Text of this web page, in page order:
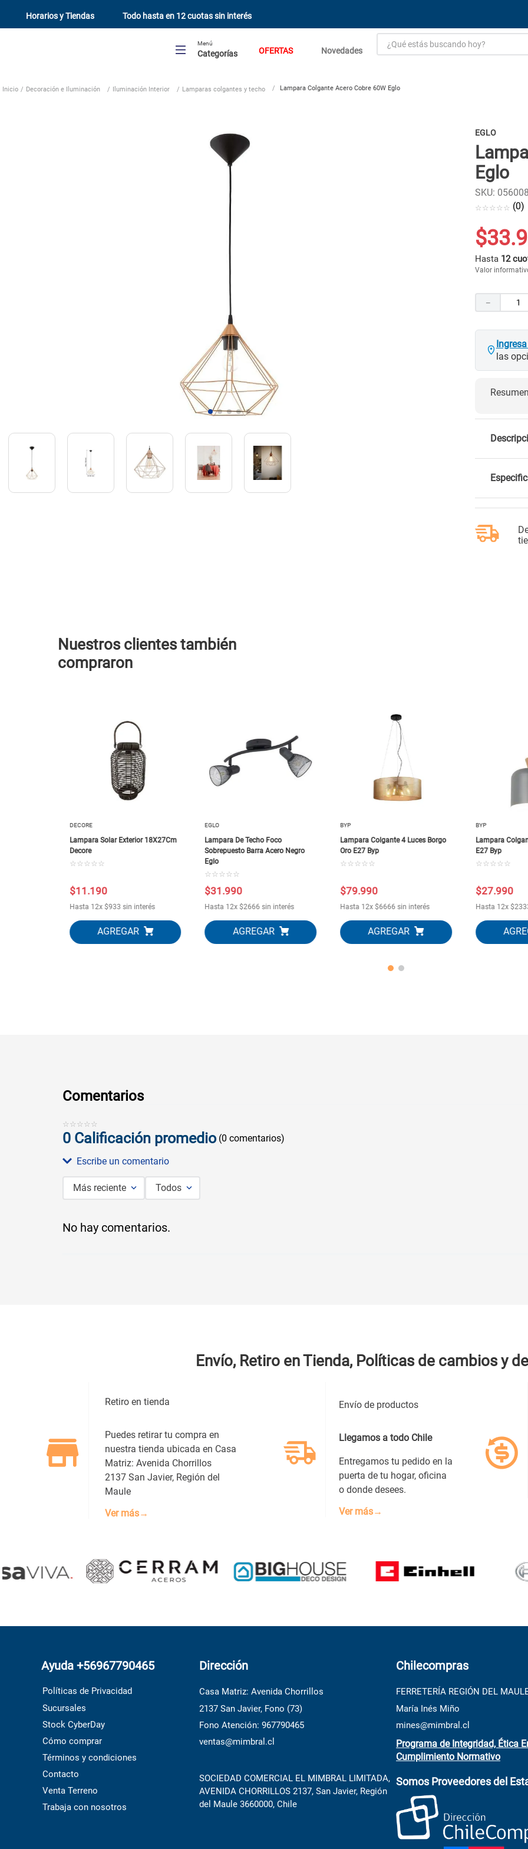
Horarios y Tiendas Todo hasta en 12 cuotas sin interés
Menú
Categorías OFERTAS Novedades
¿Qué estás buscando hoy?
Decoración e Iluminación Iluminación Interior Lamparas colgantes y techo Lampara Colgante Acero Cobre 60W Eglo
EGLO
Eglo
SKU:
☆ ☆ ☆ ☆ ☆ (0)
$33.
Hasta 12
Valor
－
las
Nuestros clientes también
compraron
DECORE
Lampara Solar Exterior 18X27Cm
Decore
☆☆☆☆☆
$11.190
Hasta 12x $933 sin interés
EGLO
Lampara De Techo Foco
Sobrepuesto Barra Acero Negro
Eglo
☆☆☆☆☆
$31.990
Hasta 12x $2666 sin interés
BYP
Lampara Colgante 4 Luces Borgo
Oro E27 Byp
☆☆☆☆☆
$79.990
Hasta 12x $6666 sin interés
BYP
Lampara
E27 Byp
☆☆☆☆☆
$27.990
Hasta 12x $
Comentarios
☆ ☆ ☆ ☆ ☆
0 Calificación promedio (0 comentarios)
Escribe un comentario
Título
Más reciente Todos
No hay comentarios.
Envío, Retiro en Tienda, Políticas de cambios y
Retiro en tienda
Puedes retirar tu compra en
nuestra tienda ubicada en Casa
Matriz: Avenida Chorrillos
2137 San Javier, Región del
Maule
Ver más→
Envío de productos
Llegamos a todo Chile
Entregamos tu pedido en la
puerta de tu hogar, oficina
o donde desees.
Ver más→
Ayuda +56967790465
Políticas de Privacidad
Sucursales
Stock CyberDay
Cómo comprar
Términos y condiciones
Contacto
Venta Terreno
Trabaja con nosotros
Dirección
Casa Matriz: Avenida Chorrillos
2137 San Javier, Fono (73)
Fono Atención: 967790465
ventas@mimbral.cl
SOCIEDAD COMERCIAL EL MIMBRAL LIMITADA,
AVENIDA CHORRILLOS 2137, San Javier, Región
del Maule 3660000, Chile
Chilecompras
FERRETERÍA REGIÓN DEL
María Inés Miño
mines@mimbral.cl
Programa de Integridad, Ética
Cumplimiento Normativo
Somos Proveedores del
1.
estacion carga flowmak